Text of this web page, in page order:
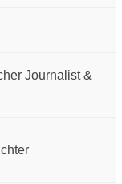
Journalist &